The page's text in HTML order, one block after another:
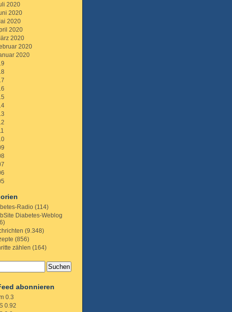
2020
2020
2020
2020
2020
2020
2020
Radio (114)
Diabetes-Weblog
(9.348)
(856)
zählen (164)
abonnieren
0.3
0.92